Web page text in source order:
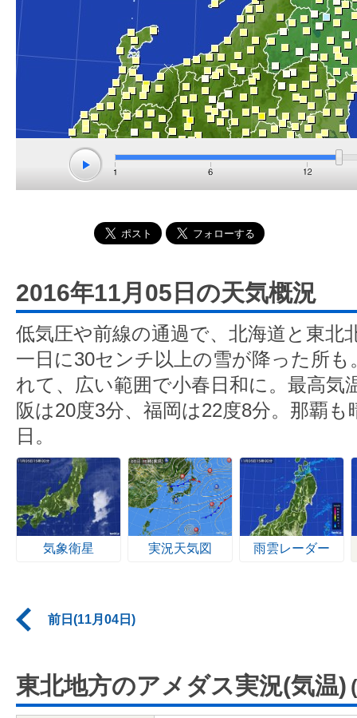
2016年11月05日の天気概況
低気圧や前線の通過で、北海道と東北
一日に30センチ以上の雪が降った所
れて、広い範囲で小春日和に。最高気
阪は20度3分、福岡は22度8分。那覇
日。
気象衛星 実況天気図 雨雲レーダー
前日(11月04日)
東北地方のアメダス実況(気温)